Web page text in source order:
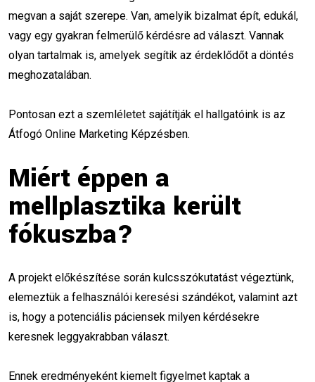
animációs képzés moho szoftver
animáció marketingben oktatói pozíció
online marketing oktató marketing tanár
digitális marketing állás szombati tanítás
senior marketing
karácsonyi marketing év végi kampányok
ügyfélszerzés vállalkozói mindset
megvan a saját szerepe. Van, amelyik bizalmat épít, edukál,
vagy egy gyakran felmerülő kérdésre ad választ. Vannak
olyan tartalmak is, amelyek segítik az érdeklődőt a döntés
meghozatalában.
Pontosan ezt a szemléletet sajátítják el hallgatóink is az
Átfogó Online Marketing Képzésben.
Miért éppen a
mellplasztika került
fókuszba?
A projekt előkészítése során kulcsszókutatást végeztünk,
elemeztük a felhasználói keresési szándékot, valamint azt
is, hogy a potenciális páciensek milyen kérdésekre
keresnek leggyakrabban választ.
Ennek eredményeként kiemelt figyelmet kaptak a